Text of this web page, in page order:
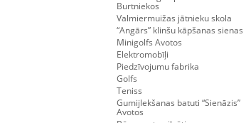
Burtniekos
Valmiermuižas jātnieku skola
“Angārs” klinšu kāpšanas sienas
Minigolfs Avotos
Elektromobīļi
Piedzīvojumu fabrika
Golfs
Teniss
Gumijlekšanas batuti “Sienāzis”
Avotos